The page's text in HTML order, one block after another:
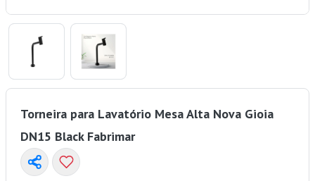
Torneira para Lavatório Mesa Alta Nova Gioia
DN15 Black Fabrimar